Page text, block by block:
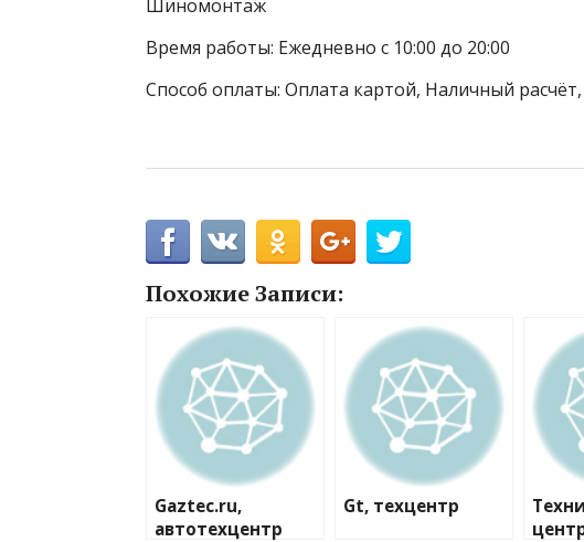
Шиномонтаж
Время работы: Ежедневно с 10:00 до 20:00
Способ оплаты: Оплата картой, Наличный
Похожие Записи:
Gaztec.ru,
автотехцентр
Gt, техцентр